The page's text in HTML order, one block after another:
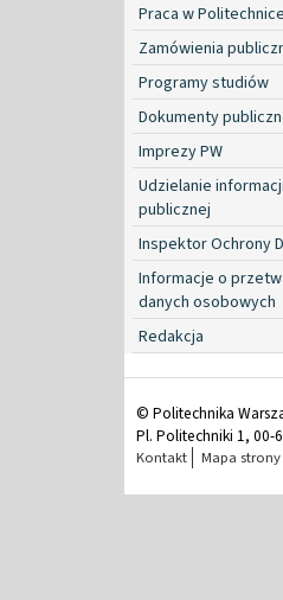
Praca w Politechnice
Zamówienia
Programy studiów
Dokumenty
Imprezy PW
Udzielanie informacji
publicznej
Inspektor Ochrony
Informacje o
danych osobowych
Redakcja
© Politechnika
Pl. Politechniki 1, 00-
Kontakt Mapa strony